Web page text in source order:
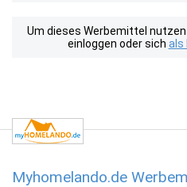
Um dieses Werbemittel
einloggen oder sich als
Myhomelando.de